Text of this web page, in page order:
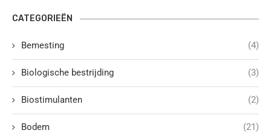
CATEGORIEËN
Bemesting (4)
Biologische bestrijding (3)
Biostimulanten (2)
Bodem (21)